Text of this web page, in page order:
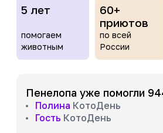
5 лет
помогаем
животным
60+
приютов
по всей
России
Пенелопа уже помогли
Полина КотоДень
Гость КотоДень